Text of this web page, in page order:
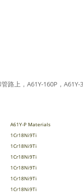
上，A61Y-160P，
A61Y-P Materials
1Cr18Ni9Ti
1Cr18Ni9Ti
1Cr18Ni9Ti
1Cr18Ni9Ti
1Cr18Ni9Ti
1Cr18Ni9Ti